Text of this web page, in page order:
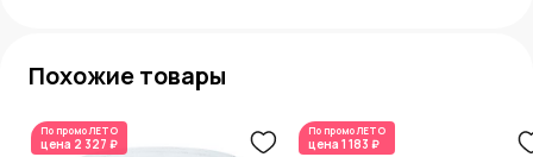
Похожие товары
По промоЛЕТО
цена 2 327 ₽
По промоЛЕТО
цена 1 183 ₽